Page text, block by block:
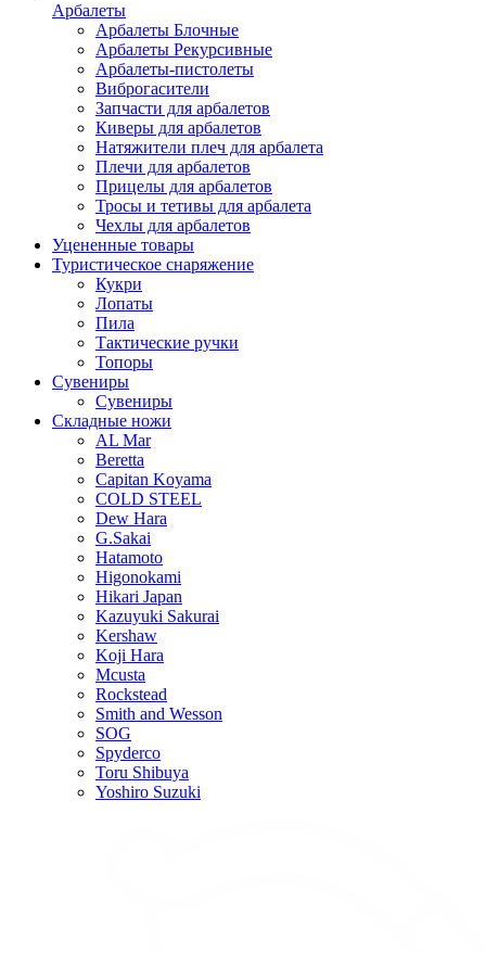
Арбалеты
Арбалеты Блочные
Арбалеты Рекурсивные
Арбалеты-пистолеты
Виброгасители
Запчасти для арбалетов
Киверы для арбалетов
Натяжители плеч для арбалета
Плечи для арбалетов
Прицелы для арбалетов
Тросы и тетивы для арбалета
Чехлы для арбалетов
Уцененные товары
Туристическое снаряжение
Кукри
Лопаты
Пила
Тактические ручки
Топоры
Сувениры
Сувениры
Складные ножи
AL Mar
Beretta
Capitan Koyama
COLD STEEL
Dew Hara
G.Sakai
Hatamoto
Higonokami
Hikari Japan
Kazuyuki Sakurai
Kershaw
Koji Hara
Mcusta
Rockstead
Smith and Wesson
SOG
Spyderco
Toru Shibuya
Yoshiro Suzuki